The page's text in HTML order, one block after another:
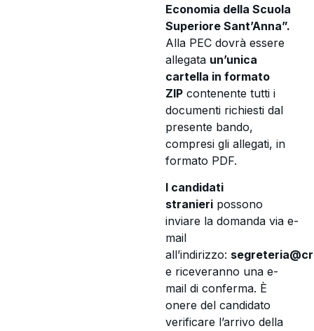
Economia della Scuola
Superiore Sant’Anna”.
Alla PEC dovrà essere
allegata un’unica
cartella in formato
ZIP contenente tutti i
documenti richiesti dal
presente bando,
compresi gli allegati, in
formato PDF.
I candidati
stranieri possono
inviare la domanda via e-
mail
all’indirizzo:
e riceveranno una e-
mail di conferma. È
onere del candidato
verificare l’arrivo della